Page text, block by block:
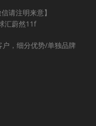
请注明来意】
汇蔚然11f
，细分优势/单独品牌